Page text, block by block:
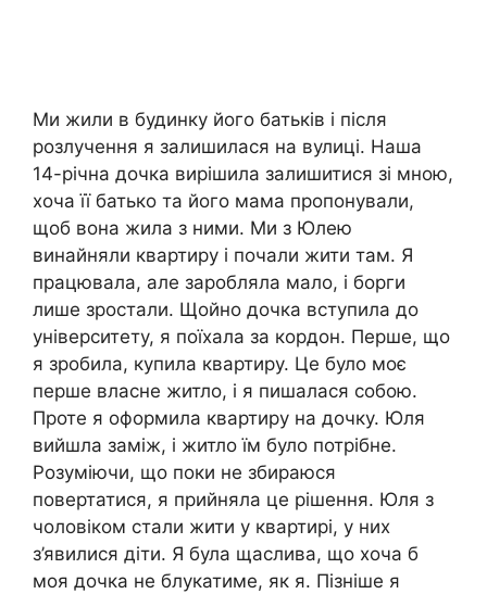
Ми жили в будинку його батьків і після
розлучення я залишилася на вулиці. Наша
14-річна дочка вирішила залишитися зі мною,
хоча її батько та його мама пропонували,
щоб вона жила з ними. Ми з Юлею
винайняли квартиру і почали жити там. Я
працювала, але заробляла мало, і борги
лише зростали. Щойно дочка вступила до
університету, я поїхала за кордон. Перше, що
я зробила, купила квартиру. Це було моє
перше власне житло, і я пишалася собою.
Проте я оформила квартиру на дочку. Юля
вийшла заміж, і житло їм було потрібне.
Розуміючи, що поки не збираюся
повертатися, я прийняла це рішення. Юля з
чоловіком стали жити у квартирі, у них
з’явилися діти. Я була щаслива, що хоча б
моя дочка не блукатиме, як я. Пізніше я